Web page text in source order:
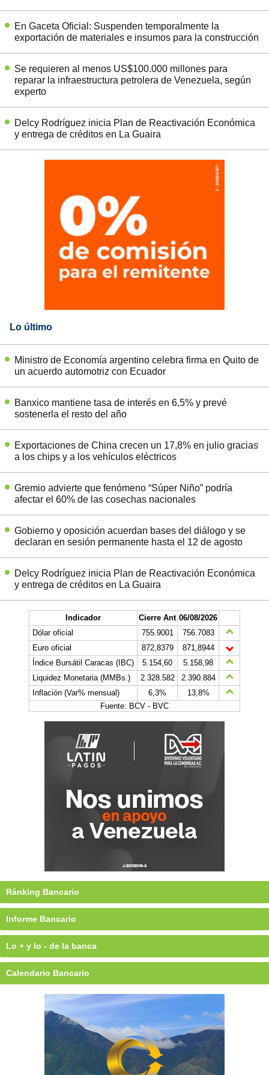
En Gaceta Oficial: Suspenden temporalmente la
exportación de materiales e insumos para la construcción
Se requieren al menos US$100.000 millones para
reparar la infraestructura petrolera de Venezuela, según
experto
Delcy Rodríguez inicia Plan de Reactivación Económica
y entrega de créditos en La Guaira
Lo último
Ministro de Economía argentino celebra firma en Quito de
un acuerdo automotriz con Ecuador
Banxico mantiene tasa de interés en 6,5% y prevé
sostenerla el resto del año
Exportaciones de China crecen un 17,8% en julio gracias
a los chips y a los vehículos eléctricos
Gremio advierte que fenómeno “Súper Niño” podría
afectar el 60% de las cosechas nacionales
Gobierno y oposición acuerdan bases del diálogo y se
declaran en sesión permanente hasta el 12 de agosto
Delcy Rodríguez inicia Plan de Reactivación Económica
y entrega de créditos en La Guaira
Indicador Cierre Ant 06/08/2026
Dólar oficial
755.9001
756.7083
Euro oficial
872,8379
871,8944
Índice Bursátil Caracas (IBC)
5.154,60
5.158,98
Liquidez Monetaria (MMBs.)
2.328.582
2.390.884
Inflación (Var% mensual)
6,3%
13,8%
Fuente: BCV - BVC
Ránking Bancario
Informe Bancario
Lo + y lo - de la banca
Calendario Bancario